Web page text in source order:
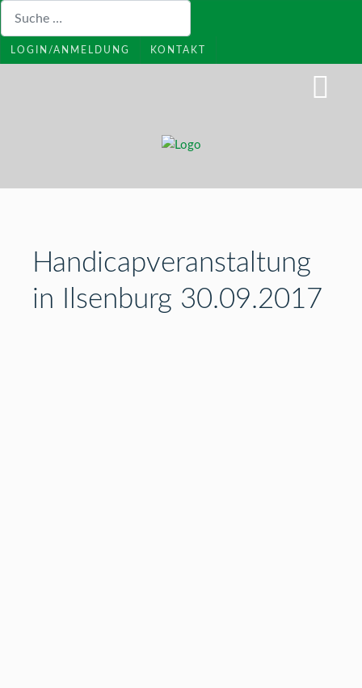
LOGIN/ANMELDUNG KONTAKT
Handicapveranstaltung
in Ilsenburg 30.09.2017